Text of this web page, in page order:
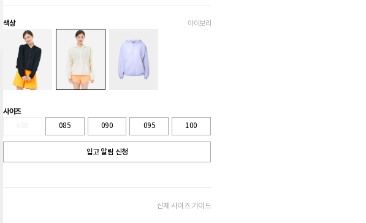
색상 아이보리
사이즈
085 090 095 100
입고 알림 신청
신체 사이즈 가이드